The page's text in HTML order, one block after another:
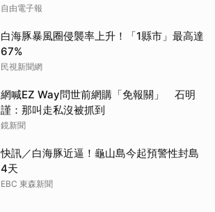
自由電子報
白海豚暴風圈侵襲率上升！「1縣市」最高達
67%
民視新聞網
網喊EZ Way問世前網購「免報關」 石明
謹：那叫走私沒被抓到
鏡新聞
快訊／白海豚近逼！龜山島今起預警性封島
4天
EBC 東森新聞